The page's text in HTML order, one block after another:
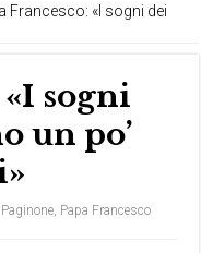
Francesco: «I sogni dei
sogni
un po’
Paginone, Papa Francesco